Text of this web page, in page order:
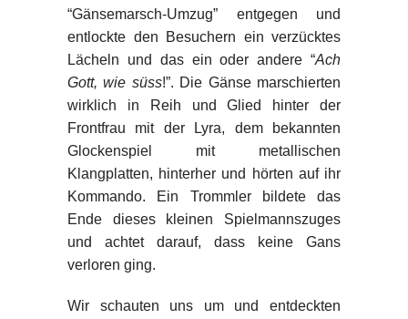
“Gänsemarsch-Umzug” entgegen und
entlockte den Besuchern ein verzücktes
Lächeln und das ein oder andere “Ach
Gott, wie süss!”. Die Gänse marschierten
wirklich in Reih und Glied hinter der
Frontfrau mit der Lyra, dem bekannten
Glockenspiel mit metallischen
Klangplatten, hinterher und hörten auf ihr
Kommando. Ein Trommler bildete das
Ende dieses kleinen Spielmannszuges
und achtet darauf, dass keine Gans
verloren ging.
Wir schauten uns um und entdeckten